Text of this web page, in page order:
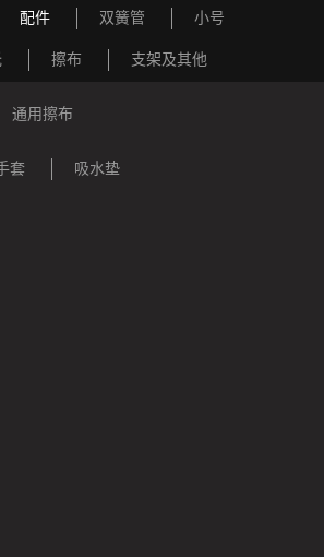
配件
擦布
通用擦布
套 吸水垫
支架及其他
双簧管 小号